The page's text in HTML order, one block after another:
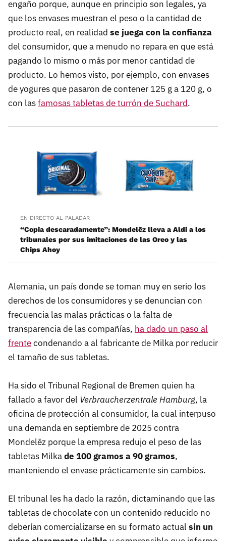
engaño porque, aunque en principio son legales, ya
que los envases muestran el peso o la cantidad de
producto real, en realidad se juega con la confianza
del consumidor, que a menudo no repara en que está
pagando lo mismo o más por menor cantidad de
producto. Lo hemos visto, por ejemplo, con envases
de yogures que pasaron de contener 125 g a 120 g, o
con lasfamosas tabletas de turrón de Suchard.
EN DIRECTO AL PALADAR
“Copia descaradamente”: Mondelēz lleva a Aldi a los
tribunales por sus imitaciones de las Oreo y las
Chips Ahoy
Alemania, un país donde se toman muy en serio los
derechos de los consumidores y se denuncian con
frecuencia las malas prácticas o la falta de
transparencia de las compañías, ha dado un paso al
frentecondenando a al fabricante de Milka por reducir
el tamaño de sus tabletas.
Ha sido el Tribunal Regional de Bremen quien ha
fallado a favor del Verbraucherzentrale Hamburg, la
oficina de protección al consumidor, la cual interpuso
una demanda en septiembre de 2025 contra
Mondelēz porque la empresa redujo el peso de las
tabletas Milkade 100 gramos a 90 gramos,
manteniendo el envase prácticamente sin cambios.
El tribunal les ha dado la razón, dictaminando que las
tabletas de chocolate con un contenido reducido no
deberían comercializarse en su formato actual sin un